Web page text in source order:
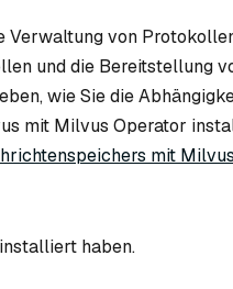
Verwaltung von
und die Bereitstellung
wie Sie die
mit Milvus Operator
mit Milvus
haben.